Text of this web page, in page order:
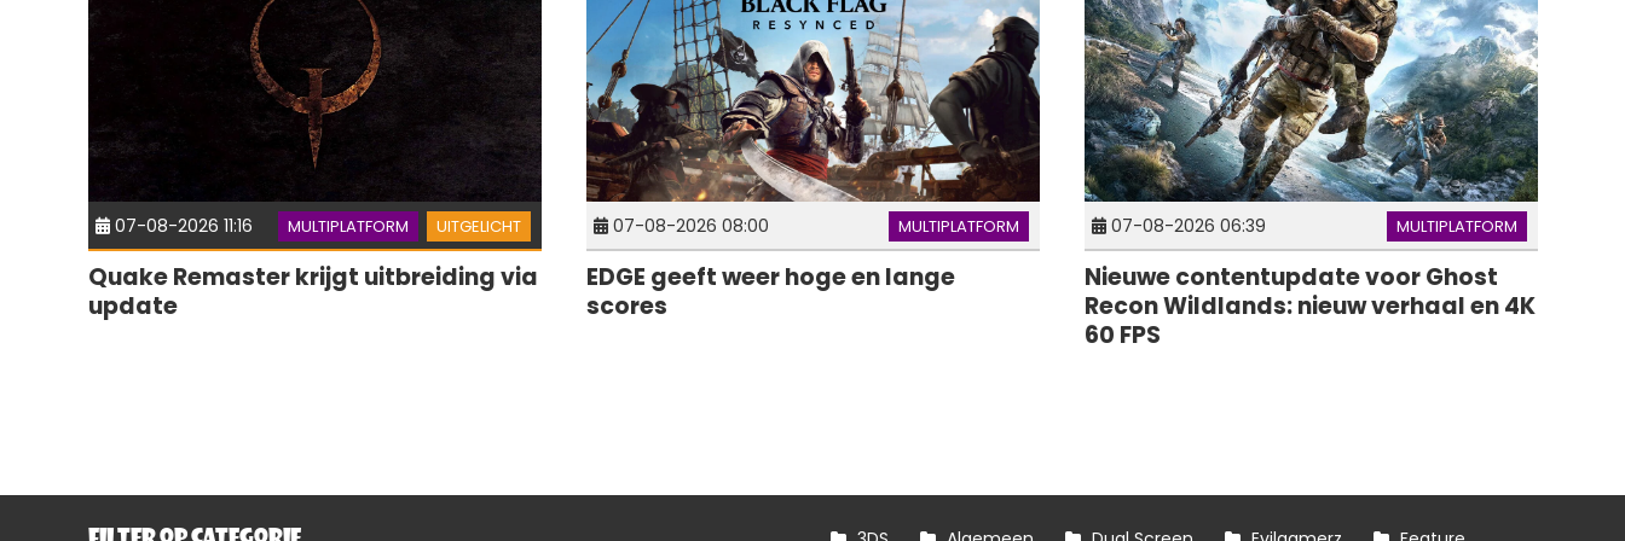
07-08-2026 11:16 MULTIPLATFORM UITGELICHT
Quake Remaster krijgt uitbreiding via
update
07-08-2026 08:00 MULTIPLATFORM
EDGE geeft weer hoge en lange
scores
07-08-2026 06:39 MULTIPLATFORM
Nieuwe contentupdate voor Ghost
Recon Wildlands: nieuw verhaal en 4K
60 FPS
FILTER OP CATEGORIE